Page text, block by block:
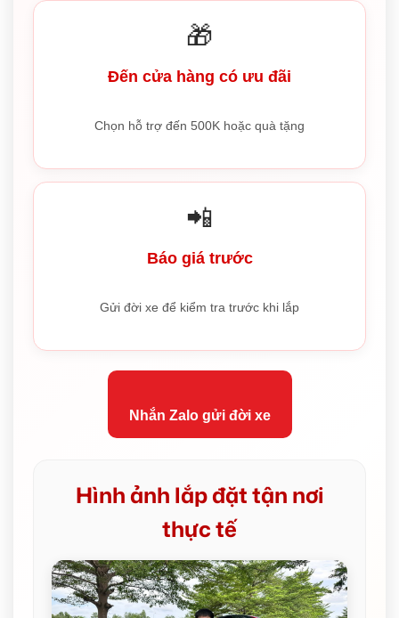
🎁
Đến cửa hàng có ưu đãi
Chọn hỗ trợ đến 500K hoặc quà tặng
📲
Báo giá trước
Gửi đời xe để kiểm tra trước khi lắp
Nhắn Zalo gửi đời xe
Hình ảnh lắp đặt tận nơi
thực tế